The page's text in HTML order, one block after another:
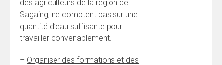
des agriculteurs de la région de
Sagaing, ne comptent pas sur une
quantité d’eau suffisante pour
travailler convenablement.
– Organiser des formations et des